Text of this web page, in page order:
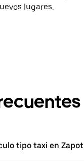
lugares.
tipo taxi en